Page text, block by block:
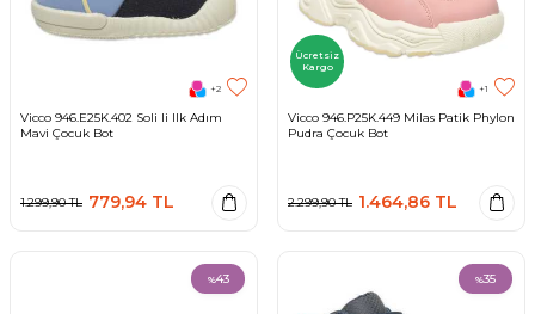
+2
Vicco 946.E25K.402 Soli Ii Ilk Adım
Mavi Çocuk Bot
1.299,90TL 779,94 TL
Ücretsiz
Kargo
+1
Vicco 946.P25K.449 Milas Patik Phylon
Pudra Çocuk Bot
2.299,90TL 1.464,86 TL
%43 %35